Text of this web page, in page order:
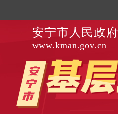
安宁市人民政府
www.kman.gov.cn